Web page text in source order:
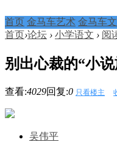
首页 金马车艺术 金马车
首页›论坛 › 小学语文 › 阅
别出心裁的“小
查看:4029回复:0 只看楼主
吴伟平